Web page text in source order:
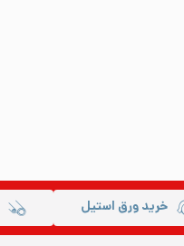
خرید ورق استیل